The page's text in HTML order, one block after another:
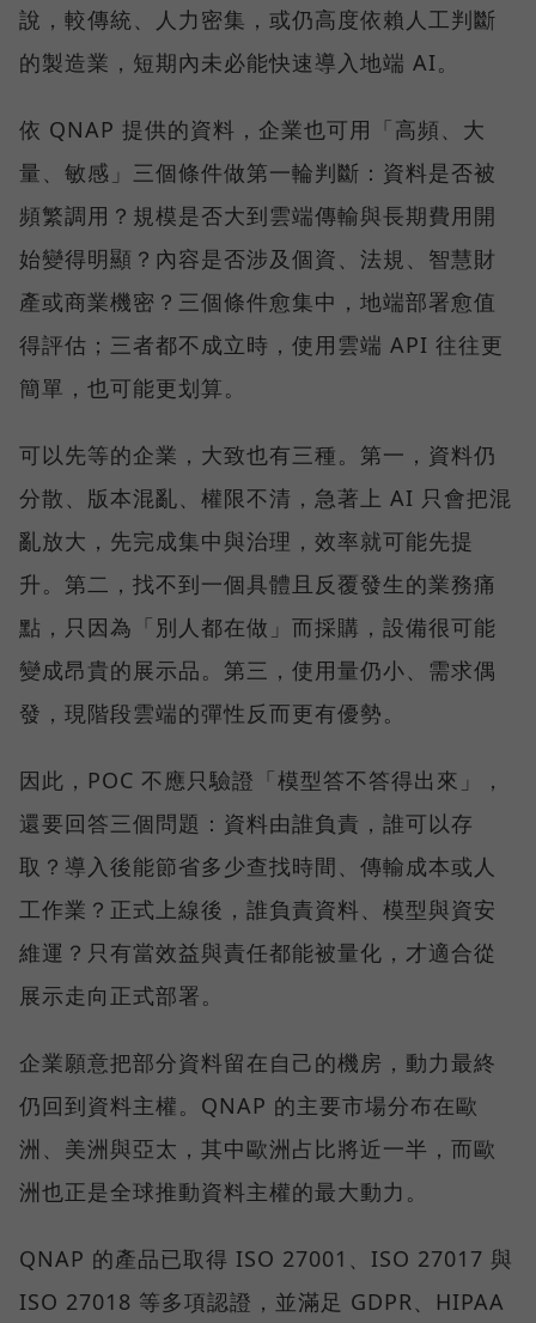
說，較傳統、人力密集，或仍高度依賴人工判斷
的製造業，短期內未必能快速導入地端 AI。
依 QNAP 提供的資料，企業也可用「高頻、大
量、敏感」三個條件做第一輪判斷：資料是否被
頻繁調用？規模是否大到雲端傳輸與長期費用開
始變得明顯？內容是否涉及個資、法規、智慧財
產或商業機密？三個條件愈集中，地端部署愈值
得評估；三者都不成立時，使用雲端 API 往往更
簡單，也可能更划算。
可以先等的企業，大致也有三種。第一，資料仍
分散、版本混亂、權限不清，急著上 AI 只會把混
亂放大，先完成集中與治理，效率就可能先提
升。第二，找不到一個具體且反覆發生的業務痛
點，只因為「別人都在做」而採購，設備很可能
變成昂貴的展示品。第三，使用量仍小、需求偶
發，現階段雲端的彈性反而更有優勢。
因此，POC 不應只驗證「模型答不答得出來」，
還要回答三個問題：資料由誰負責，誰可以存
取？導入後能節省多少查找時間、傳輸成本或人
工作業？正式上線後，誰負責資料、模型與資安
維運？只有當效益與責任都能被量化，才適合從
展示走向正式部署。
企業願意把部分資料留在自己的機房，動力最終
仍回到資料主權。QNAP 的主要市場分布在歐
洲、美洲與亞太，其中歐洲占比將近一半，而歐
洲也正是全球推動資料主權的最大動力。
QNAP 的產品已取得 ISO 27001、ISO 27017 與
ISO 27018 等多項認證，並滿足 GDPR、HIPAA